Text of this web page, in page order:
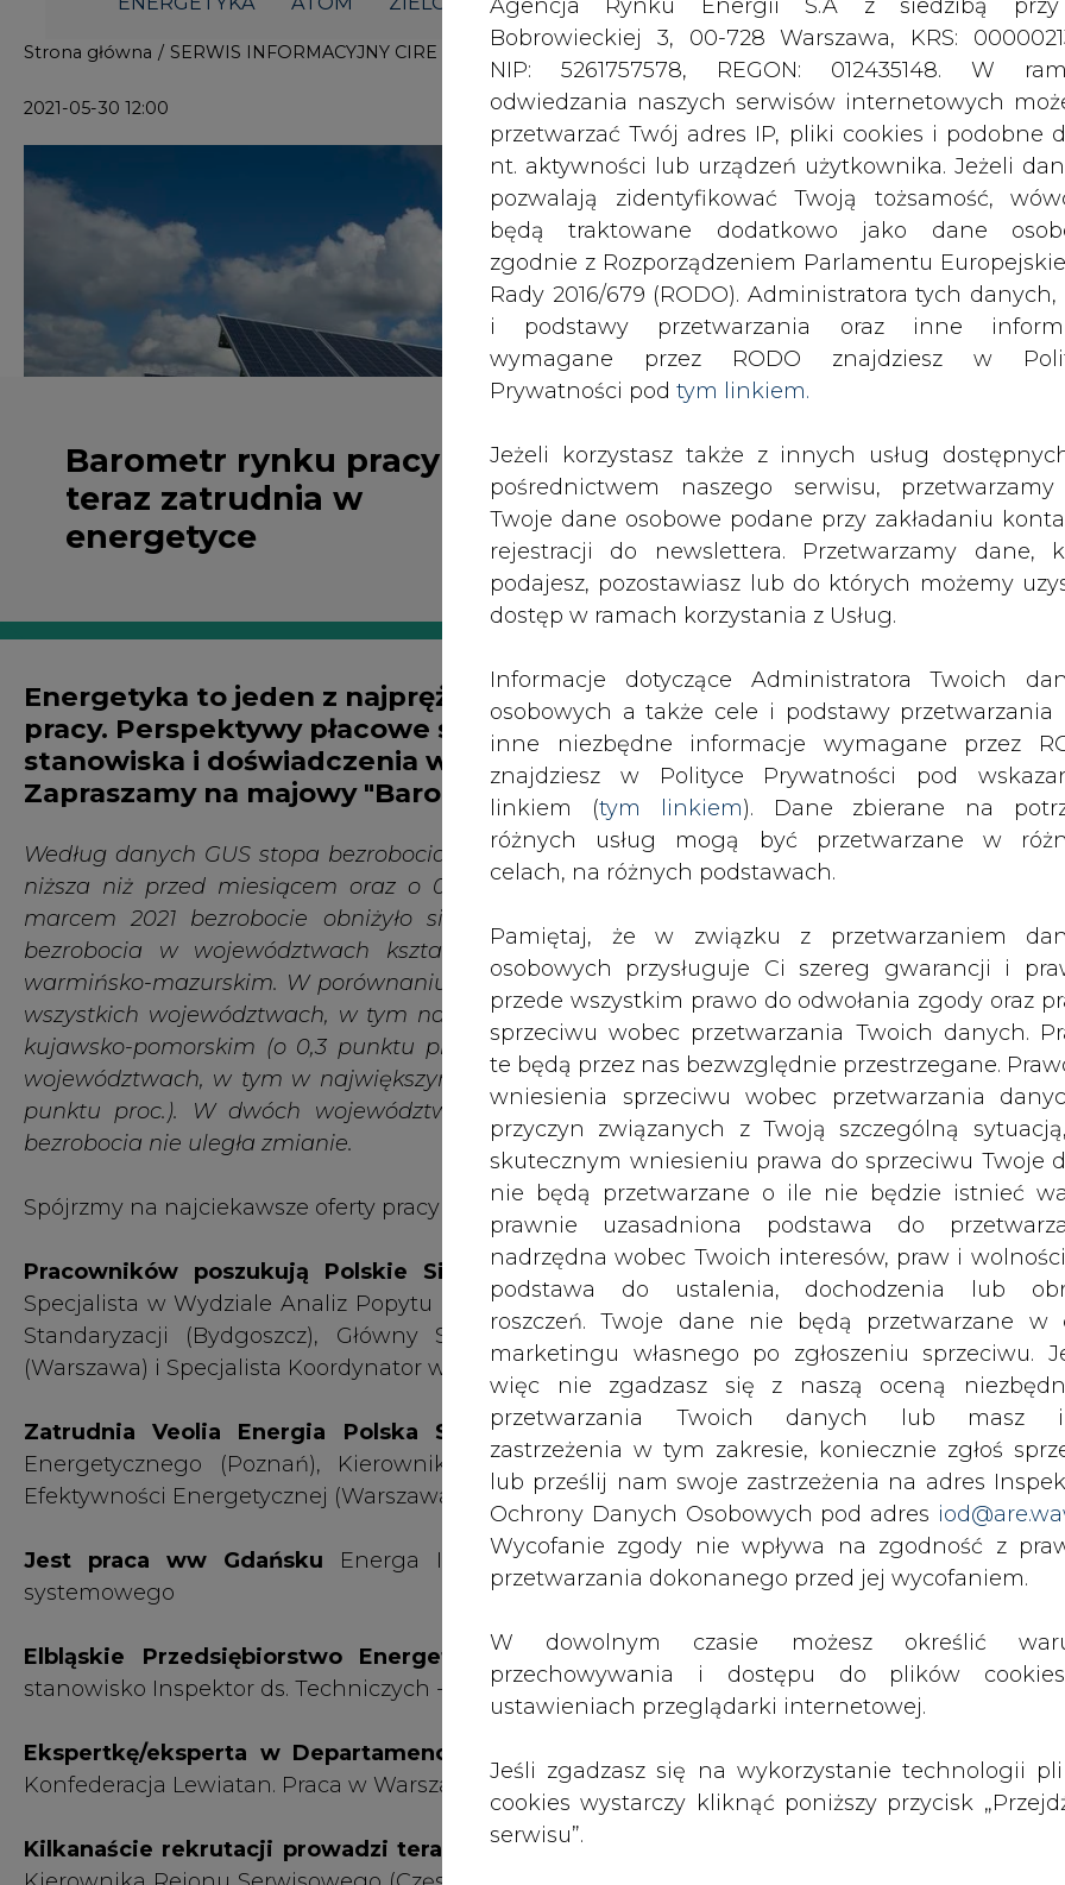
i podstawy przetwarzania oraz inne
wymagane przez RODO znajdziesz w
Prywatności podtym linkiem.
Jeżeli korzystasz także z innych usług
pośrednictwem naszego serwisu,
Twoje dane osobowe podane przy zakładaniu
rejestracji do newslettera. Przetwarzamy dane,
podajesz, pozostawiasz lub do których możemy
dostęp w ramach korzystania z Usług.
Informacje dotyczące Administratora Twoich
inne niezbędne informacje wymagane przez
znajdziesz w Polityce Prywatności pod
linkiem (tym linkiem ). Dane zbierane na
różnych usług mogą być przetwarzane w
celach, na różnych podstawach.
osobowych przysługuje Ci szereg gwarancji i
przede wszystkim prawo do odwołania zgody oraz
sprzeciwu wobec przetwarzania Twoich danych.
te będą przez nas bezwzględnie przestrzegane.
wniesienia sprzeciwu wobec przetwarzania
przyczyn związanych z Twoją szczególną
skutecznym wniesieniu prawa do sprzeciwu Twoje
prawnie uzasadniona podstawa do
nadrzędna wobec Twoich interesów, praw i
podstawa do ustalenia, dochodzenia lub
roszczeń. Twoje dane nie będą przetwarzane w
marketingu własnego po zgłoszeniu sprzeciwu.
więc nie zgadzasz się z naszą oceną
przetwarzania Twoich danych lub masz
zastrzeżenia w tym zakresie, koniecznie zgłoś
lub prześlij nam swoje zastrzeżenia na adres
Ochrony Danych Osobowych pod adres
Wycofanie zgody nie wpływa na zgodność z
przetwarzania dokonanego przed jej wycofaniem.
W dowolnym czasie możesz określić
przechowywania i dostępu do plików
ustawieniach przeglądarki internetowej.
Jeśli zgadzasz się na wykorzystanie technologii
cookies wystarczy kliknąć poniższy przycisk
serwisu”.
CIRE.pl
Przejdź do serwisu
Barometr rynku pracy - kto
teraz zatrudnia w
energetyce
Energetyka to jeden z najprężniej rozwijających się sektorów na rynku
stanowiska i doświadczenia wynagrodzenie wynosi od 6 do 25 tys. zł.
Zapraszamy na majowy "Barometr rynku pracy"
Według danych GUS stopa bezrobocia w kwietniu 2021 r. wyniosła 6,3 proc. i była o 0,1 punkt
niższa niż przed miesiącem oraz o 0,5 punktu proc. wyższa niż rok wcześniej W
marcem 2021 bezrobocie obniżyło się we wszystkich województwach. Jak podaje GUS,
warmińsko-mazurskim. W porównaniu z poprzednim miesiącem stopa bezrobocia obniżyła
wszystkich województwach, w tym najbardziej w warmińsko-mazurskim (o 0,4 punktu proc.)
kujawsko-pomorskim (o 0,3 punktu proc.). W skali roku wskaźnik bezrobocia wzrósł w
województwach, w tym w największym stopniu w pomorskim (o 1 punkt proc.) oraz śląskim
punktu proc.). W dwóch województwach - świętokrzyskim oraz warmińsko-mazurskim -
bezrobocia nie uległa zmianie.
Spójrzmy na najciekawsze oferty pracy w polskiej energetyce
Pracowników poszukują Polskie Sieci Elektroenergetyczne S.A.Aktualne wakaty to
Specjalista w Wydziale Analiz Popytu i Podaży (Warszawa), Starszy Specjalista w Wydziale
Standaryzacji (Bydgoszcz), Główny Specjalista w Biurze Monitorowania Rynku
(Warszawa) i Specjalista Koordynator w Wydziale Roszczeń (Warszawa).
Zatrudnia Veolia Energia Polska S.A.
Trwają rekrutacje na stanowiska: Operator
Energetycznego (Poznań), Kierownik Działu Nadzoru Inwestycji (Warszawa) i
Efektywności Energetycznej (Warszawa)
Jest praca ww Gdańsku Energa Informatyka i Technologie Sp. z o.o. poszukuje
systemowego
Elbląskie Przedsiębiorstwo Energetyki Cieplnej sp. z o.o.zbiera CV od
stanowisko Inspektor ds. Techniczych - Inżynier Budowy
Ekspertkę/eksperta w Departamencie Energii i Zmian Klimatuto stanowisko chce
Konfederacja Lewiatan. Praca w Warszawie.
Kilkanaście rekrutacji prowadzi teraz PKP Energetyka S.A.Wolne stanowiska to m.in.:
Kierownika Rejonu Serwisowego (Częstochowa), Inżynier Elektromonter Sieci Przesyłowej
Młodszy Specjalista w Sekcji Zasilania Elektroenergetycznego (Białogard) oraz Młodszy
rozliczeń klienta nietrakcyjnego (Gdańsk).
SBB ENERGY S.A.
umieszcza ogłoszenie rekrutacyjne na stanowisko Inżynier Procesu -
generacji wodorowej - wspierający/realizujący projekty rozwojowe związane z szeroko
definicją generacji wodorowej. Praca w Warszawie.
Tradycyjnie zatrudnia także branża OZE
Wind Prospect sp. z o.o. czeka na osoby
stanowiskiem Wind Energy Analyst. Polska Korporacja Fotowoltaiczna S.A. w Poznaniu i